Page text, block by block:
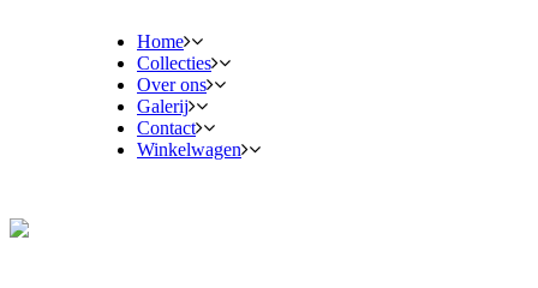
Home
Collecties
Over ons
Galerij
Contact
Winkelwagen